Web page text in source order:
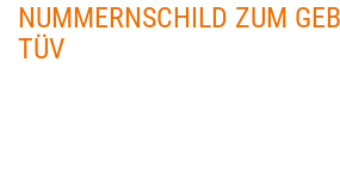
NUMMERNSCHILD ZUM
TÜV